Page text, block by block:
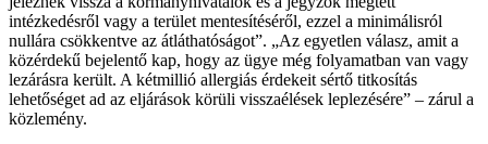
intézkedésről vagy a terület mentesítéséről, ezzel a minimálisról
nullára csökkentve az átláthatóságot”. „Az egyetlen válasz, amit a
közérdekű bejelentő kap, hogy az ügye még folyamatban van vagy
lezárásra került. A kétmillió allergiás érdekeit sértő titkosítás
lehetőséget ad az eljárások körüli visszaélések leplezésére” – zárul a
közlemény.